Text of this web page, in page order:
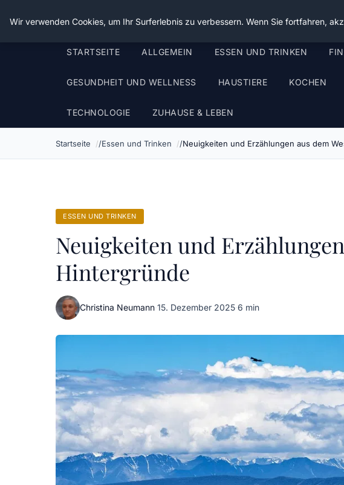
Die Schnitter
STARTSEITE ALLGEMEIN ESSEN UND TRINKEN
GESUNDHEIT UND WELLNESS HAUSTIERE KOCHEN
TECHNOLOGIE ZUHAUSE & LEBEN
Startseite Essen und Trinken Neuigkeiten und Erzählungen aus dem
ESSEN UND TRINKEN
Neuigkeiten und
Hintergründe
Christina Neumann·15. Dezember 2025·6 min
Wir verwenden Cookies, um Ihr Surferlebnis zu verbessern. Wenn Sie fortfahren,